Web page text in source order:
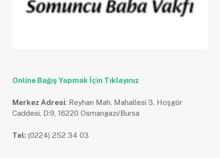
Online Bağış Yapmak İçin Tıklayınız
Merkez Adresi: Reyhan Mah. Mahallesi 3. Hoşgör
Caddesi, D:9, 16220 Osmangazi/Bursa
Tel: (0224) 252 34 03